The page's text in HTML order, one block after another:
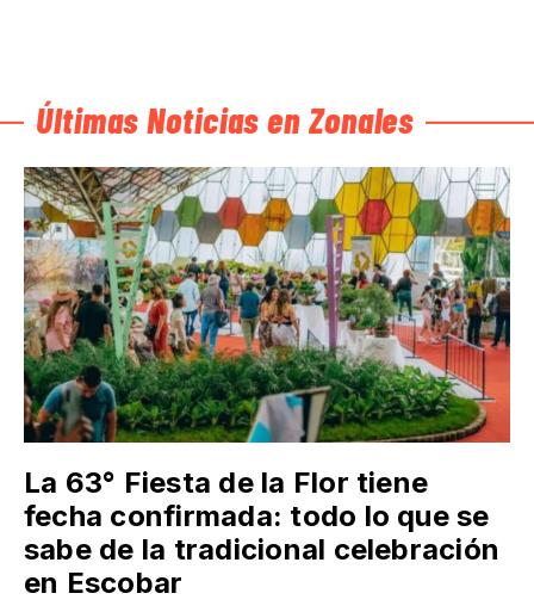
Últimas Noticias en Zonales
La 63° Fiesta de la Flor tiene
fecha confirmada: todo lo que se
sabe de la tradicional celebración
en Escobar